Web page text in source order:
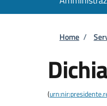
Home /
(